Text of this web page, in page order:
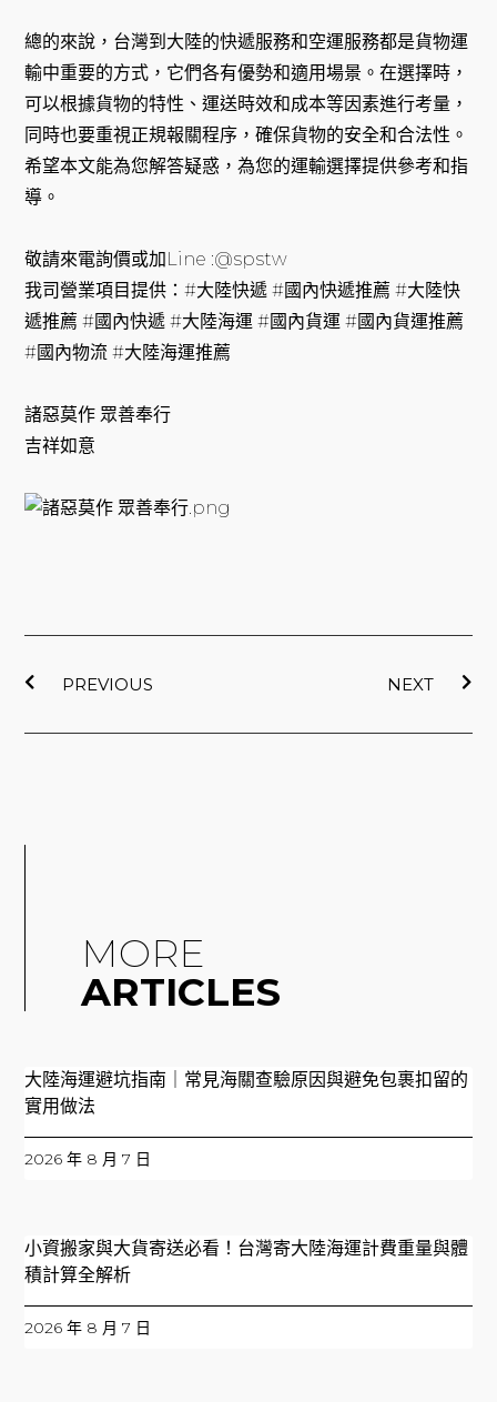
總的來說，台灣到大陸的快遞服務和空運服務都是貨物運
輸中重要的方式，它們各有優勢和適用場景。在選擇時，
可以根據貨物的特性、運送時效和成本等因素進行考量，
同時也要重視正規報關程序，確保貨物的安全和合法性。
希望本文能為您解答疑惑，為您的運輸選擇提供參考和指
導。
敬請來電詢價或加Line :@spstw
我司營業項目提供：#大陸快遞 #國內快遞推薦 #大陸快
遞推薦 #國內快遞 #大陸海運 #國內貨運 #國內貨運推薦
#國內物流 #大陸海運推薦
諸惡莫作 眾善奉行
吉祥如意
PREVIOUS NEXT
MORE
ARTICLES
大陸海運避坑指南｜常見海關查驗原因與避免包裹扣留的
實用做法
2026 年 8 月 7 日
小資搬家與大貨寄送必看！台灣寄大陸海運計費重量與體
積計算全解析
2026 年 8 月 7 日